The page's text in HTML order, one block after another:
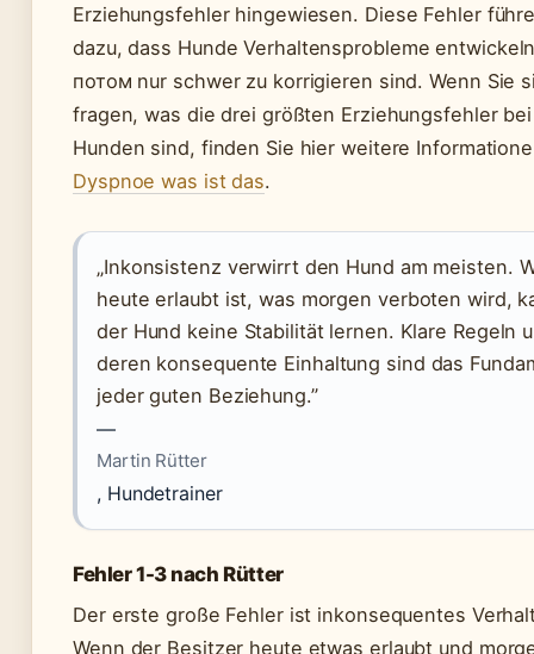
Erziehungsfehler hingewiesen. Diese Fehler
dazu, dass Hunde Verhaltensprobleme
потом nur schwer zu korrigieren sind. Wenn Sie
fragen, was die drei größten Erziehungsfehler bei
Hunden sind, finden Sie hier weitere
Dyspnoe was ist das.
„Inkonsistenz verwirrt den Hund am meisten.
heute erlaubt ist, was morgen verboten wird,
der Hund keine Stabilität lernen. Klare Regeln
deren konsequente Einhaltung sind das
jeder guten Beziehung.”
—
Martin Rütter
, Hundetrainer
Fehler 1-3 nach Rütter
Der erste große Fehler ist inkonsequentes
Wenn der Besitzer heute etwas erlaubt und